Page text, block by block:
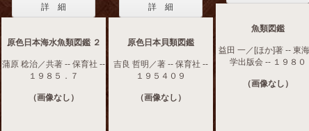
詳 細
原色日本海水魚類図鑑 ２
蒲原 稔治／共著 -- 保育社 --
１９８５．７
（画像なし）
詳 細
原色日本貝類図鑑
吉良 哲明／著 -- 保育社 --
１９５４０９
（画像なし）
魚類図鑑
益田 一／[ほか]著 -- 東
学出版会 -- １９８０
（画像なし）